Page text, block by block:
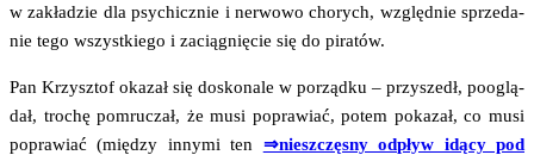
w zakła­dzie dla psy­chicz­nie i ner­wo­wo cho­rych, względ­nie sprze­da­
nie tego wszyst­kie­go i zacią­gnię­cie się do piratów.
Pan Krzysz­tof oka­zał się dosko­na­le w porząd­ku – przy­szedł, pooglą­
dał, tro­chę pomru­czał, że musi popra­wiać, potem poka­zał, co musi
popra­wiać (mię­dzy inny­mi ten ⇒nie­szczę­sny odpływ idą­cy pod